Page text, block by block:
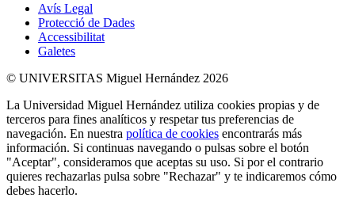
Avís Legal
Protecció de Dades
Accessibilitat
Galetes
© UNIVERSITAS Miguel Hernández 2026
La Universidad Miguel Hernández utiliza cookies propias y de
terceros para fines analíticos y respetar tus preferencias de
navegación. En nuestra política de cookies encontrarás más
información. Si continuas navegando o pulsas sobre el botón
"Aceptar", consideramos que aceptas su uso. Si por el contrario
quieres rechazarlas pulsa sobre "Rechazar" y te indicaremos cómo
debes hacerlo.